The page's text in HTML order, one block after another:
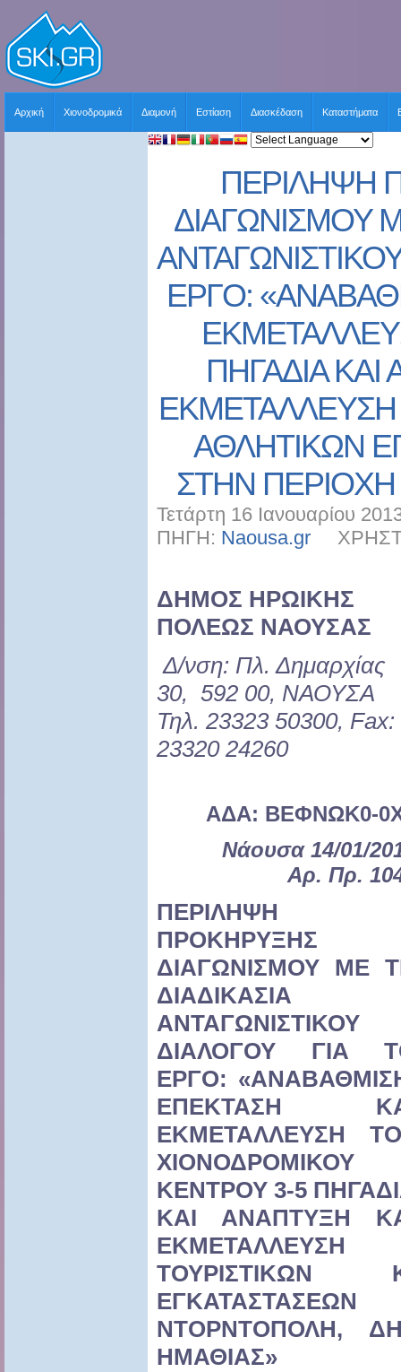
Αρχική Χιονοδρομικά Διαμονή Εστίαση Διασκέδαση Καταστήματα
ΠΕΡΙΛΗΨΗ
ΔΙΑΓΩΝΙΣΜΟΥ
ΕΡΓΟ:
ΠΗΓΑΔΙΑ
ΕΚΜΕΤΑΛΛΕΥΣΗ
ΑΘΛΗΤΙΚΩΝ
ΣΤΗΝ
Τετάρτη 16 Ιανουαρίου
ΠΗΓΗ: Naousa.gr
ΔΗΜΟΣ ΗΡΩΙΚΗΣ
ΠΟΛΕΩΣ ΝΑΟΥΣΑΣ
Δ/νση: Πλ. Δημαρχίας
30, 592 00, ΝΑΟΥΣΑ
Τηλ. 23323 50300, Fax:
23320 24260
ΑΔΑ: ΒΕΦΝΩΚ0-
Νάουσα 14/01/
Αρ. Πρ.
ΠΕΡΙΛΗΨΗ
ΠΡΟΚΗΡΥΞΗΣ
ΔΙΑΓΩΝΙΣΜΟΥ ΜΕ
ΔΙΑΔΙΚΑΣΙΑ
ΑΝΤΑΓΩΝΙΣΤΙΚΟΥ
ΔΙΑΛΟΓΟΥ ΓΙΑ
ΕΡΓΟ:
ΕΠΕΚΤΑΣΗ
ΕΚΜΕΤΑΛΛΕΥΣΗ
ΧΙΟΝΟΔΡΟΜΙΚΟΥ
ΚΕΝΤΡΟΥ 3-5
ΚΑΙ ΑΝΑΠΤΥΞΗ
ΕΚΜΕΤΑΛΛΕΥΣΗ
ΤΟΥΡΙΣΤΙΚΩΝ
ΝΤΟΡΝΤΟΠΟΛΗ,
ΗΜΑΘΙΑΣ»